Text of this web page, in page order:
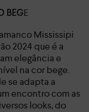
BEGE
Mississipi
2024 que é a
elegância e
na cor bege.
se adapta a
encontro com as
looks, do